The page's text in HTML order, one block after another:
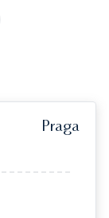
Praga